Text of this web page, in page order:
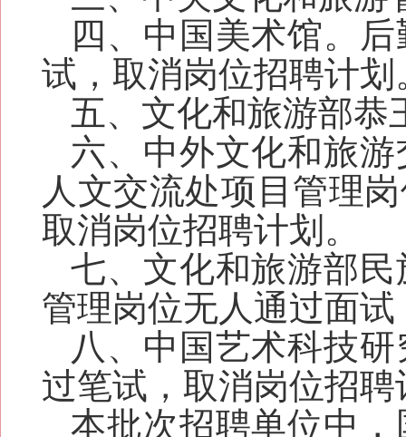
四、中国美术馆。
试，取消岗位招聘计划
五、 文化和旅游部恭
六、中外文化和旅
人文交流处项目管理
取消岗位招聘计划。
七、文化和旅游部
管理岗位无人通过面
八、中国艺术科技
过笔试，取消岗位招聘
本批次招聘单位中